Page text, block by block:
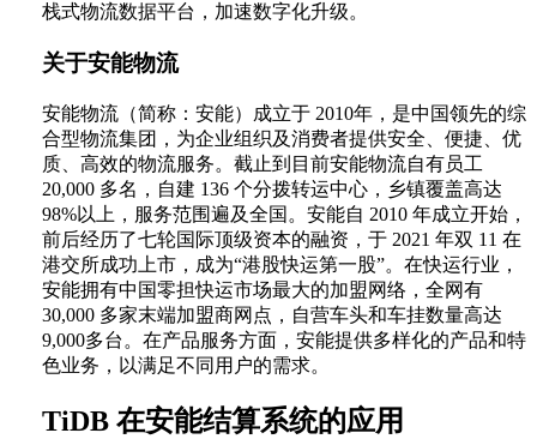
栈式物流数据平台，加速数字化升级。
关于安能物流
安能物流（简称：安能）成立于 2010年，是中国领先的综
合型物流集团，为企业组织及消费者提供安全、便捷、优
质、高效的物流服务。截止到目前安能物流自有员工
20,000 多名，自建 136 个分拨转运中心，乡镇覆盖高达
98%以上，服务范围遍及全国。安能自 2010 年成立开始，
前后经历了七轮国际顶级资本的融资，于 2021 年双 11 在
港交所成功上市，成为“港股快运第一股”。在快运行业，
安能拥有中国零担快运市场最大的加盟网络，全网有
30,000 多家末端加盟商网点，自营车头和车挂数量高达
9,000多台。在产品服务方面，安能提供多样化的产品和特
色业务，以满足不同用户的需求。
TiDB 在安能结算系统的应用